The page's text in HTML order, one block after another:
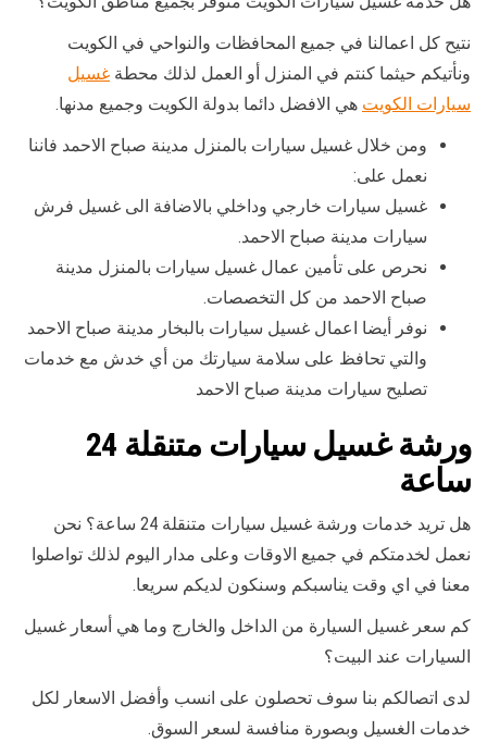
نتيح كل اعمالنا في جميع المحافظات والنواحي في الكويت
ونأتيكم حيثما كنتم في المنزل أو العمل لذلك محطة غسيل
سيارات الكويت هي الافضل دائما بدولة الكويت وجميع مدنها.
ومن خلال غسيل سيارات بالمنزل مدينة صباح الاحمد فاننا
نعمل على:
غسيل سيارات خارجي وداخلي بالاضافة الى غسيل فرش
سيارات مدينة صباح الاحمد.
نحرص على تأمين عمال غسيل سيارات بالمنزل مدينة
صباح الاحمد من كل التخصصات.
نوفر أيضا اعمال غسيل سيارات بالبخار مدينة صباح الاحمد
والتي تحافظ على سلامة سيارتك من أي خدش مع خدمات
تصليح سيارات مدينة صباح الاحمد
ورشة غسيل سيارات متنقلة 24
ساعة
هل تريد خدمات ورشة غسيل سيارات متنقلة 24 ساعة؟ نحن
نعمل لخدمتكم في جميع الاوقات وعلى مدار اليوم لذلك تواصلوا
معنا في اي وقت يناسبكم وسنكون لديكم سريعا.
كم سعر غسيل السيارة من الداخل والخارج وما هي أسعار غسيل
السيارات عند البيت؟
لدى اتصالكم بنا سوف تحصلون على انسب وأفضل الاسعار لكل
خدمات الغسيل وبصورة منافسة لسعر السوق.